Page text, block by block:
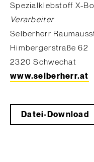
Spezialklebstoff X-
Verarbeiter
Selberherr
Himbergerstraße 62
2320 Schwechat
www.selberherr.at
Datei-Download